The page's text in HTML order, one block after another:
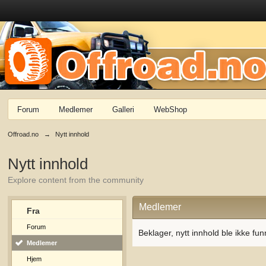
Forum Medlemer Galleri WebShop
Offroad.no → Nytt innhold
Nytt innhold
Explore content from the community
Fra
Forum
Medlemer
Hjem
Medlemer
Beklager, nytt innhold ble ikke